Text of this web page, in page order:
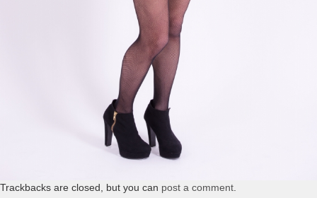
Trackbacks are closed, but you can post a comment